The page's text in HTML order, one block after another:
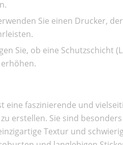
Sie einen Drucker,
Sie, ob eine Schutzschicht
eine faszinierende und
erstellen. Sie sind
Textur und